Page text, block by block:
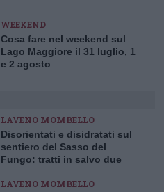
WEEKEND
Cosa fare nel weekend sul
Lago Maggiore il 31 luglio, 1
e 2 agosto
LAVENO MOMBELLO
Disorientati e disidratati sul
sentiero del Sasso del
Fungo: tratti in salvo due
LAVENO MOMBELLO